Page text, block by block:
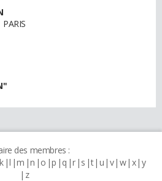
des membres :
k l m n o p q r s t u v w x y
z